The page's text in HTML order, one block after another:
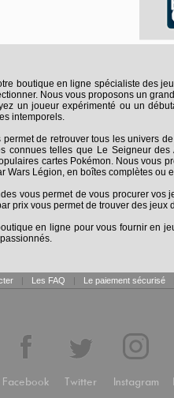
boutique en ligne spécialiste des
Nous vous proposons un
un joueur expérimenté ou un
intemporels.
de retrouver tous les univers
connues telles que Le Seigneur
cartes Pokémon. Nous vous
Wars Légion, en boîtes complètes ou
vous permet de vous procurer vos
prix vous permet de trouver des jeux
en ligne pour vous fournir en
| Les FAQ | Le paiement sécurisé
Facebook Twitter Instagram